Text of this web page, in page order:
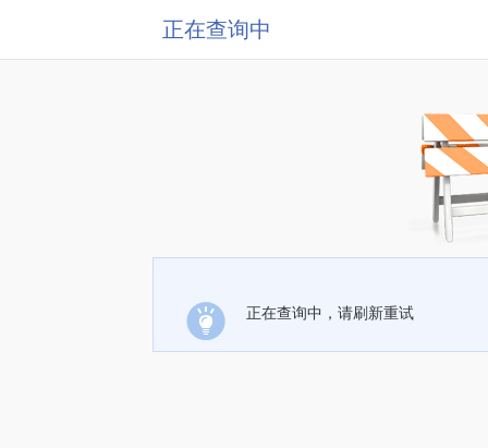
正在查询中
正在查询中，请刷新重试